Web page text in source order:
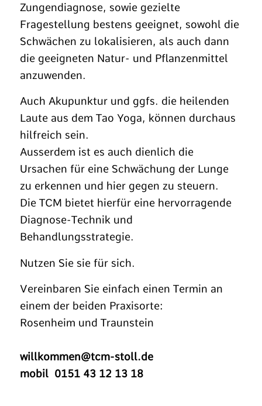
Zungendiagnose, sowie gezielte
Fragestellung bestens geeignet, sowohl die
Schwächen zu lokalisieren, als auch dann
die geeigneten Natur- und Pflanzenmittel
anzuwenden.
Auch Akupunktur und ggfs. die heilenden
Laute aus dem Tao Yoga, können durchaus
hilfreich sein.
Ausserdem ist es auch dienlich die
Ursachen für eine Schwächung der Lunge
zu erkennen und hier gegen zu steuern.
Die TCM bietet hierfür eine hervorragende
Diagnose-Technik und
Behandlungsstrategie.
Nutzen Sie sie für sich.
Vereinbaren Sie einfach einen Termin an
einem der beiden Praxisorte:
Rosenheim und Traunstein
willkommen@tcm-stoll.de
mobil 0151 43 12 13 18